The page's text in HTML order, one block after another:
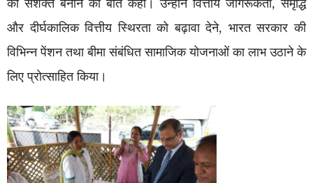
को सशक्त बनाने की बात कही। उन्होंने वित्तीय जागरूकता, समृद्धि
और दीर्घकालिक वित्तीय स्थिरता को बढ़ावा देने, भारत सरकार की
विभिन्न पेंशन तथा बीमा संबंधित सामाजिक योजनाओं का लाभ उठाने के
लिए प्रोत्साहित किया।